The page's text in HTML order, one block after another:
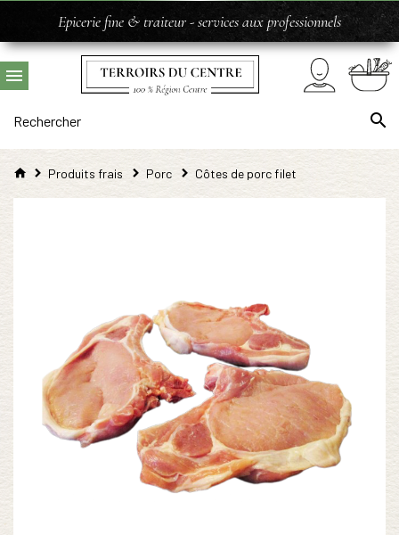
Epicerie fine & traiteur - services aux professionnels
Produits frais Porc Côtes de porc filet